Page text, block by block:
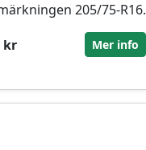
205/75-R16.
kr
Mer info